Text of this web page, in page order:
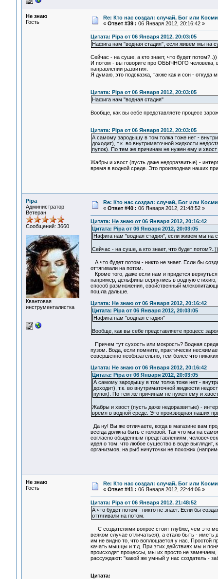
Не знаю
Гость
Re: Кто нас создал: случай, Бог или
« Ответ #39 : 06 Января 2012, 20:16:42 »
Цитата: Pipa от 06 Января 2012, 20:03:05
Нафига нам "водная стадия", если живем мы на
Сейчас - на суше, а кто знает, что будет
И потом - вы говорите про ОБЫЧНОГО человека,
направлении развития.
Я думаю, это подсказка, также как и сон -
Цитата: Pipa от 06 Января 2012, 20:03:05
Нафига нам "водная стадия"
Вообще, как вы себе представляете процесс
Цитата: Pipa от 06 Января 2012, 20:03:05
А самому зародышу в том толка тоже нет -
доходит), т.к. во внутриматочной жидкости
пупок). По тем же причинам не нужен ему и хвост
Жабры и хвост (пусть даже недоразвитые) -
время в водной среде. Это производная наших
Pipa
Администратор
Ветеран
Сообщений: 3660
Квантовая
инструменталистка
Re: Кто нас создал: случай, Бог или
« Ответ #40 : 06 Января 2012, 21:48:52 »
Цитата: Не знаю от 06 Января 2012, 20:16:42
Цитата: Pipa от 06 Января 2012, 20:03:05
Нафига нам "водная стадия", если живем мы на
Сейчас - на суше, а кто знает, что будет
А что будет потом - никто не знает. Если бы
оттягивали на потом.
Кроме того, даже если нам и придется
например, дельфины вернулись в водную
способ размножения, свойственный
пошла дальше.
Цитата: Не знаю от 06 Января 2012, 20:16:42
Цитата: Pipa от 06 Января 2012, 20:03:05
Нафига нам "водная стадия"
Вообще, как вы себе представляете процесс
Причем тут сухость или мокрость? Водная
пузом. Вода, если помните, практически
совершенно необязательно, тем более что
Цитата: Не знаю от 06 Января 2012, 20:16:42
Цитата: Pipa от 06 Января 2012, 20:03:05
А самому зародышу в том толка тоже нет -
доходит), т.к. во внутриматочной жидкости
пупок). По тем же причинам не нужен ему и хвост
Жабры и хвост (пусть даже недоразвитые) -
время в водной среде. Это производная наших
Да ну! Вы же отличаете, когда в магазине вам
всегда должна быть с головой. Так что мы на
согласно обыденным представлениям,
идея о том, что любое существо в воде
организмов, на рыб ничуточки не похожих
Не знаю
Гость
Re: Кто нас создал: случай, Бог или
« Ответ #41 : 06 Января 2012, 22:44:06 »
Цитата: Pipa от 06 Января 2012, 21:48:52
А что будет потом - никто не знает. Если бы
оттягивали на потом.
С создателями вопрос стоит глубже, чем это
всяком случае отличаться), а стало быть - иметь
им не видно то, что воплощается у нас. Простой
качать мышцы и т.д. При этих действиях мы и
происходят процессы, мы их просто не
рассуждают: "какой же умный у нас создатель -
Цитата: